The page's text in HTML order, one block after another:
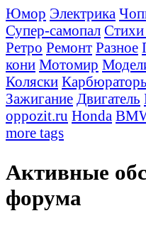
Юмор Электрика
Супер-самопал Стихи
Ретро Ремонт Разное
кони Мотомир
Коляски
Зажигание Двигатель
oppozit.ru Honda
more tags
Активные
форума